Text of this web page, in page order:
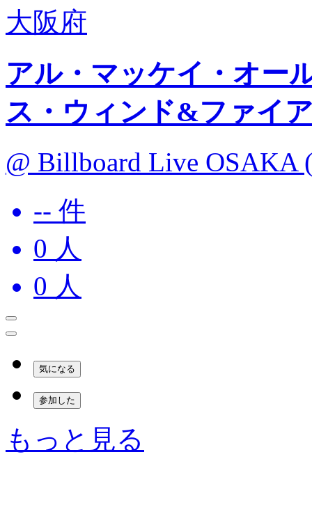
大阪府
アル・マッケイ・オー
ス・ウィンド&ファイ
@ Billboard Live OSAKA
-- 件
0 人
0 人
気になる
参加した
もっと見る